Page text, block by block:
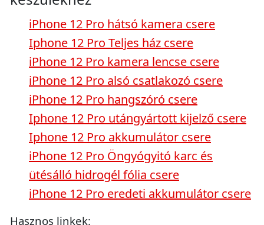
iPhone 12 Pro hátsó kamera csere
Iphone 12 Pro Teljes ház csere
iPhone 12 Pro kamera lencse csere
iPhone 12 Pro alsó csatlakozó csere
iPhone 12 Pro hangszóró csere
Iphone 12 Pro utángyártott kijelző csere
Iphone 12 Pro akkumulátor csere
iPhone 12 Pro Öngyógyitó karc és
ütésálló hidrogél fólia csere
iPhone 12 Pro eredeti akkumulátor csere
Hasznos linkek: